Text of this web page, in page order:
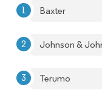
Baxter
Johnson &
Terumo